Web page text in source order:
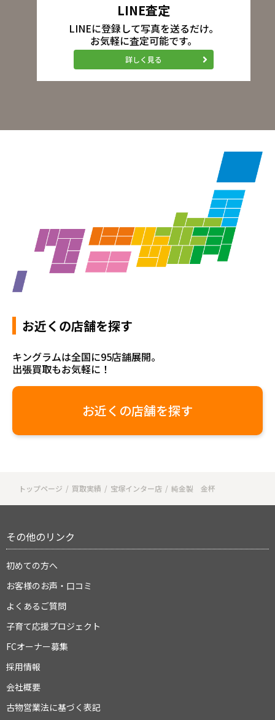
LINE査定
LINEに登録して写真を送るだけ。
お気軽に査定可能です。
詳しく見る
お近くの店舗を探す
キングラムは全国に95店舗展開。
出張買取もお気軽に！
お近くの店舗を探す
トップページ 買取実績 宝塚インター店 純金製 金杯
その他のリンク
初めての方へ
お客様のお声・口コミ
よくあるご質問
子育て応援プロジェクト
FCオーナー募集
採用情報
会社概要
古物営業法に基づく表記